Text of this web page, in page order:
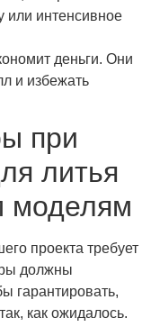
или интенсивное
деньги. Они
и избежать
при
литья
моделям
проекта требует
должны
гарантировать,
как ожидалось.